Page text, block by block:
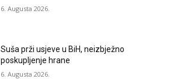
6. Augusta 2026.
Suša prži usjeve u BiH, neizbježno
poskupljenje hrane
6. Augusta 2026.